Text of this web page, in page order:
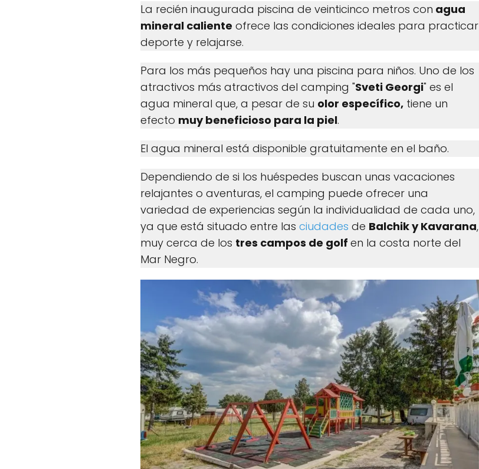
La recién inaugurada piscina de veinticinco metros con agua
mineral caliente ofrece las condiciones ideales para practicar
deporte y relajarse.
Para los más pequeños hay una piscina para niños. Uno de los
atractivos más atractivos del camping "Sveti Georgi" es el
agua mineral que, a pesar de su olor específico, tiene un
efecto muy beneficioso para la piel.
El agua mineral está disponible gratuitamente en el baño.
Dependiendo de si los huéspedes buscan unas vacaciones
relajantes o aventuras, el camping puede ofrecer una
variedad de experiencias según la individualidad de cada uno,
ya que está situado entre las ciudades de Balchik y Kavarana,
muy cerca de los tres campos de golf en la costa norte del
Mar Negro.